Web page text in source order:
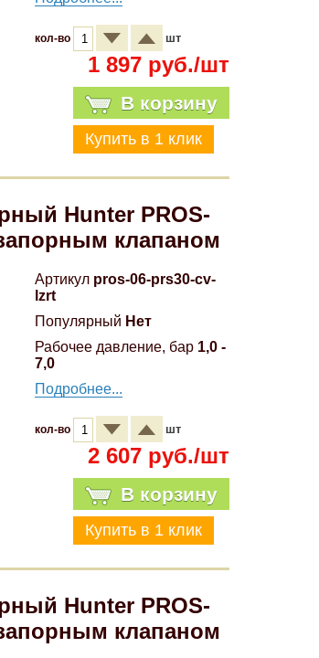
кол-во шт
1 897 руб./шт
В корзину
Hunter PROS-
клапаном
Артикул pros-06-prs30-cv-
lzrt
Популярный Нет
Рабочее давление, бар 1,0 -
7,0
Подробнее...
кол-во шт
2 607 руб./шт
В корзину
Hunter PROS-
клапаном